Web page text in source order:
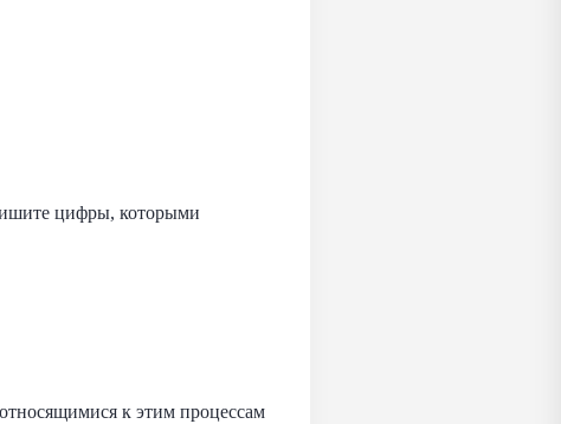
цифры, которыми
к этим процессам